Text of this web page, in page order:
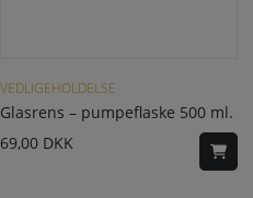
VEDLIGEHOLDELSE
Glasrens – pumpeflaske 500 ml.
69,00 DKK